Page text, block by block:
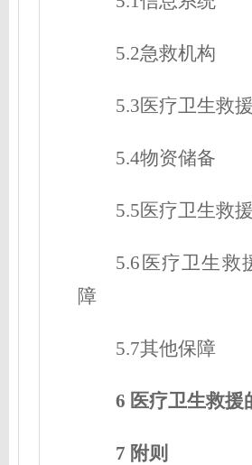
5.2急救机构
5.3医疗卫生救
5.4物资储备
5.5医疗卫生救
5.6医疗卫生救
障
5.7其他保障
6 医疗卫生救援
7 附则